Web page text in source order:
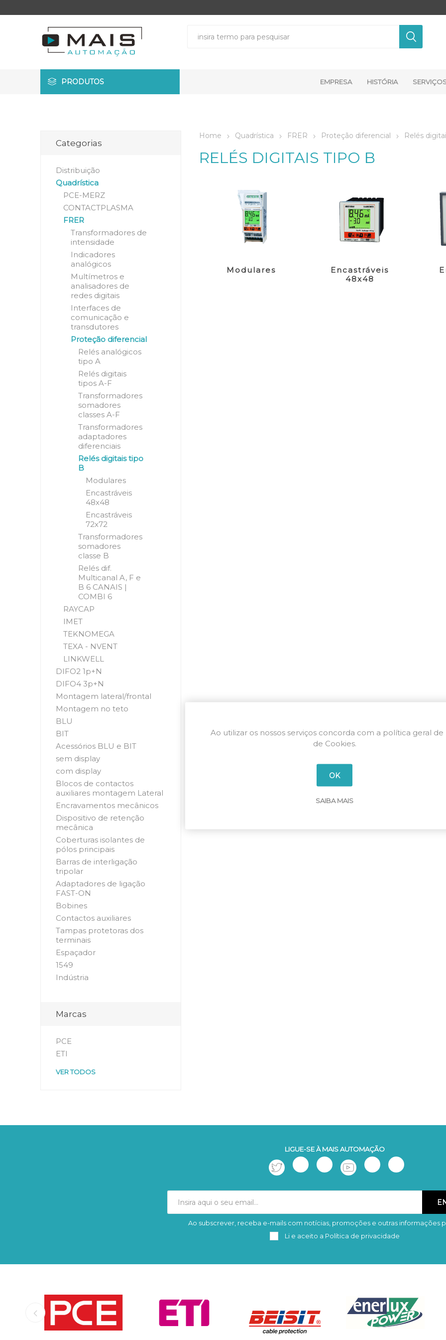
PRODUTOS EMPRESA HISTÓRIA
Home Quadrística FRER Proteção diferencial Relés
RELÉS DIGITAIS TIPO B
Modulares
Encastráveis
48x48
Categorias
Distribuição
Quadrística
PCE-MERZ
CONTACTPLASMA
FRER
Transformadores de
intensidade
Indicadores
analógicos
Multímetros e
analisadores de
redes digitais
Interfaces de
comunicação e
transdutores
Proteção diferencial
Relés analógicos
tipo A
Relés digitais
tipos A-F
Transformadores
somadores
classes A-F
Transformadores
adaptadores
diferenciais
Relés digitais tipo
B
Modulares
Encastráveis
48x48
Encastráveis
72x72
Transformadores
somadores
classe B
Relés dif.
Multicanal A, F e
B 6 CANAIS |
COMBI 6
RAYCAP
IMET
TEKNOMEGA
TEXA - NVENT
LINKWELL
DIFO2 1p+N
DIFO4 3p+N
Montagem lateral/frontal
Montagem no teto
BLU
BIT
Acessórios BLU e BIT
sem display
com display
Blocos de contactos
auxiliares montagem Lateral
Encravamentos mecânicos
Dispositivo de retenção
mecânica
Coberturas isolantes de
pólos principais
Barras de interligação
tripolar
Adaptadores de ligação
FAST-ON
Bobines
Contactos auxiliares
Tampas protetoras dos
terminais
Espaçador
1549
Indústria
Marcas
PCE
ETI
VER TODOS
LIGUE-SE À MAIS AUTOMAÇÃO
Subscrever Remover
Ao subscrever, receba e-mails com notícias, promoções e outras informações
Li e aceito a Política de privacidade
Ao utilizar os nossos serviços concorda com a política geral de
de Cookies.
OK
SAIBA MAIS